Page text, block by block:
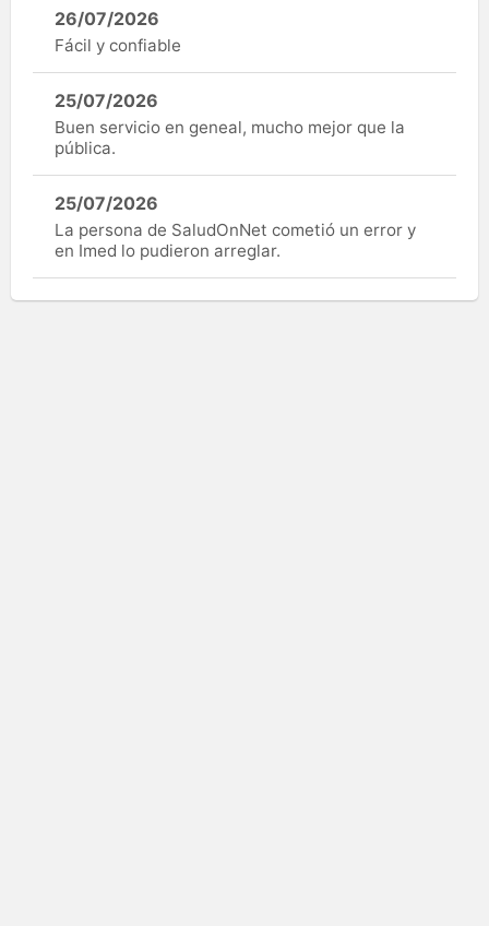
26/07/2026
Fácil y confiable
25/07/2026
Buen servicio en geneal, mucho mejor que la
pública.
25/07/2026
La persona de SaludOnNet cometió un error y
en Imed lo pudieron arreglar.